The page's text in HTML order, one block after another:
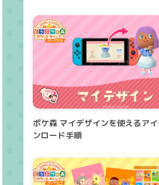
ポケ森 マイデザインを使えるア
ンロード手順